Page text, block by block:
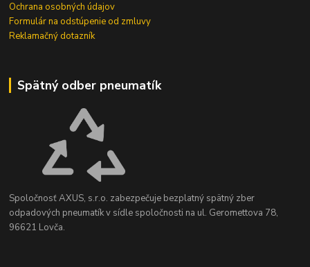
Ochrana osobných údajov
Formulár na odstúpenie od zmluvy
Reklamačný dotazník
Spätný odber pneumatík
Spoločnosť AXUS, s.r.o. zabezpečuje bezplatný spätný zber
odpadových pneumatík v sídle spoločnosti na ul. Geromettova 78,
96621 Lovča.